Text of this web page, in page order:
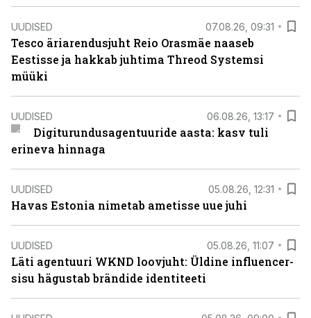
UUDISED 07.08.26, 09:31
Tesco äriarendusjuht Reio Orasmäe naaseb
Eestisse ja hakkab juhtima Threod Systemsi
müüki
UUDISED 06.08.26, 13:17
Digiturundusagentuuride aasta: kasv tuli
erineva hinnaga
UUDISED 05.08.26, 12:31
Havas Estonia nimetab ametisse uue juhi
UUDISED 05.08.26, 11:07
Läti agentuuri WKND loovjuht: Üldine influencer-
sisu hägustab brändide identiteeti